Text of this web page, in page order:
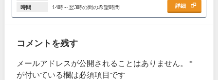
時間
14時～翌3時の間の希望時間 詳細
コメントを残す
メールアドレスが公開されることはありません。
*
が付いている欄は必須項目です